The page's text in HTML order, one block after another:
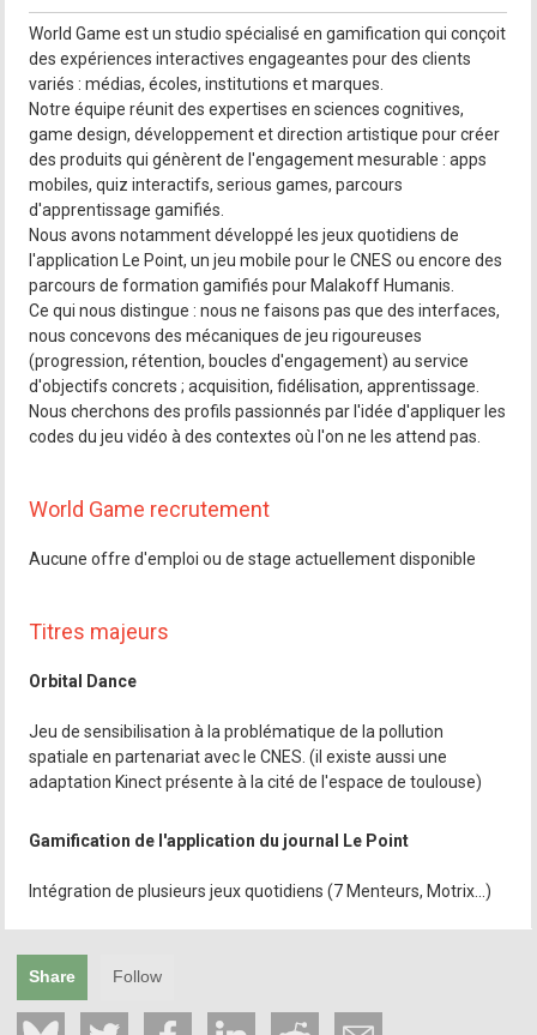
World Game est un studio spécialisé en gamification qui conçoit
des expériences interactives engageantes pour des clients
variés : médias, écoles, institutions et marques.
Notre équipe réunit des expertises en sciences cognitives,
game design, développement et direction artistique pour créer
des produits qui génèrent de l'engagement mesurable : apps
mobiles, quiz interactifs, serious games, parcours
d'apprentissage gamifiés.
Nous avons notamment développé les jeux quotidiens de
l'application Le Point, un jeu mobile pour le CNES ou encore des
parcours de formation gamifiés pour Malakoff Humanis.
Ce qui nous distingue : nous ne faisons pas que des interfaces,
nous concevons des mécaniques de jeu rigoureuses
(progression, rétention, boucles d'engagement) au service
d'objectifs concrets ; acquisition, fidélisation, apprentissage.
Nous cherchons des profils passionnés par l'idée d'appliquer les
codes du jeu vidéo à des contextes où l'on ne les attend pas.
World Game recrutement
Aucune offre d'emploi ou de stage actuellement disponible
Titres majeurs
Orbital Dance
Jeu de sensibilisation à la problématique de la pollution
spatiale en partenariat avec le CNES. (il existe aussi une
adaptation Kinect présente à la cité de l'espace de toulouse)
Gamification de l'application du journal Le Point
Intégration de plusieurs jeux quotidiens (7 Menteurs, Motrix...)
Share Follow